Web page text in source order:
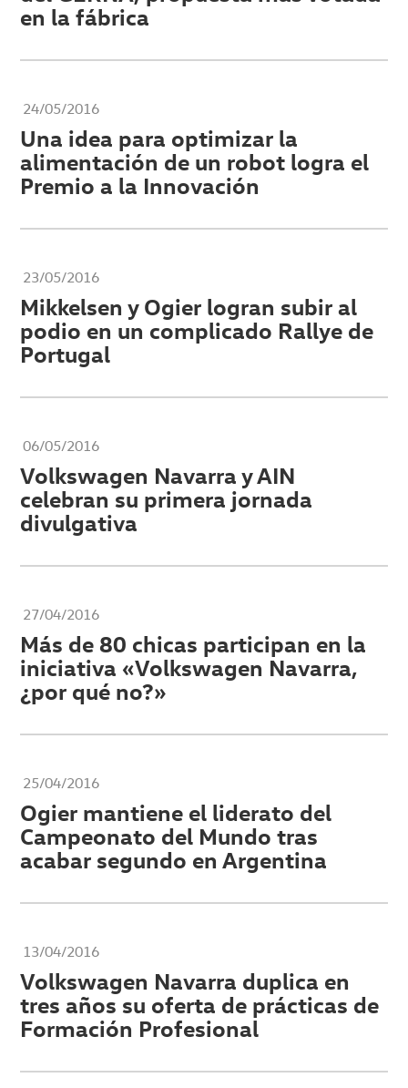
en la fábrica
24/05/2016
Una idea para optimizar la
alimentación de un robot logra el
Premio a la Innovación
23/05/2016
Mikkelsen y Ogier logran subir al
podio en un complicado Rallye de
Portugal
06/05/2016
Volkswagen Navarra y AIN
celebran su primera jornada
divulgativa
27/04/2016
Más de 80 chicas participan en la
iniciativa «Volkswagen Navarra,
¿por qué no?»
25/04/2016
Ogier mantiene el liderato del
Campeonato del Mundo tras
acabar segundo en Argentina
13/04/2016
Volkswagen Navarra duplica en
tres años su oferta de prácticas de
Formación Profesional